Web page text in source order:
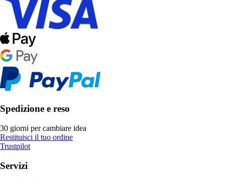
Spedizione e reso
30 giorni per cambiare idea
Restituisci il tuo ordine
Trustpilot
Servizi